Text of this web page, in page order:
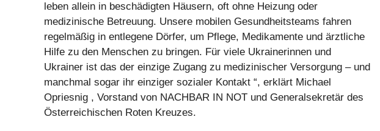
leben allein in beschädigten Häusern, oft ohne Heizung oder
medizinische Betreuung. Unsere mobilen Gesundheitsteams fahren
regelmäßig in entlegene Dörfer, um Pflege, Medikamente und ärztliche
Hilfe zu den Menschen zu bringen. Für viele Ukrainerinnen und
Ukrainer ist das der einzige Zugang zu medizinischer Versorgung – und
manchmal sogar ihr einziger sozialer Kontakt “, erklärt Michael
Opriesnig , Vorstand von NACHBAR IN NOT und Generalsekretär des
Österreichischen Roten Kreuzes.